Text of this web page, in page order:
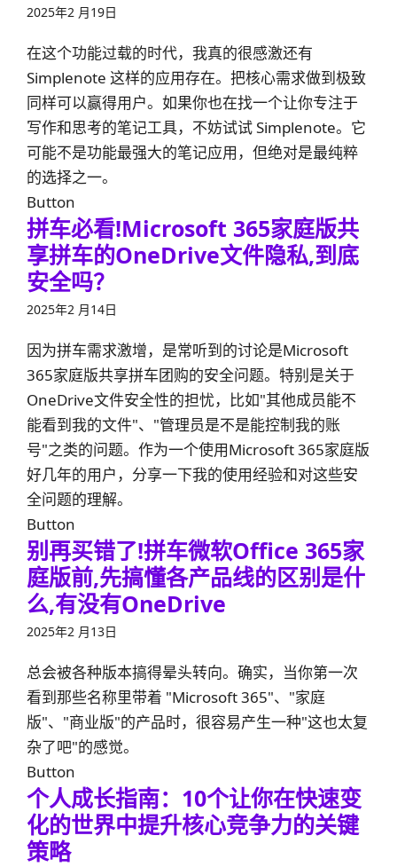
2025年2 月19日
在这个功能过载的时代，我真的很感激还有
Simplenote 这样的应用存在。把核心需求做到极致
同样可以赢得用户。如果你也在找一个让你专注于
写作和思考的笔记工具，不妨试试 Simplenote。它
可能不是功能最强大的笔记应用，但绝对是最纯粹
的选择之一。
Button
拼车必看!Microsoft 365家庭版共
享拼车的OneDrive文件隐私,到底
安全吗？
2025年2 月14日
因为拼车需求激增，是常听到的讨论是Microsoft
365家庭版共享拼车团购的安全问题。特别是关于
OneDrive文件安全性的担忧，比如"其他成员能不
能看到我的文件"、"管理员是不是能控制我的账
号"之类的问题。作为一个使用Microsoft 365家庭版
好几年的用户，分享一下我的使用经验和对这些安
全问题的理解。
Button
别再买错了!拼车微软Office 365家
庭版前,先搞懂各产品线的区别是什
么,有没有OneDrive
2025年2 月13日
总会被各种版本搞得晕头转向。确实，当你第一次
看到那些名称里带着 "Microsoft 365"、"家庭
版"、"商业版"的产品时，很容易产生一种"这也太复
杂了吧"的感觉。
Button
个人成长指南：10个让你在快速变
化的世界中提升核心竞争力的关键
策略